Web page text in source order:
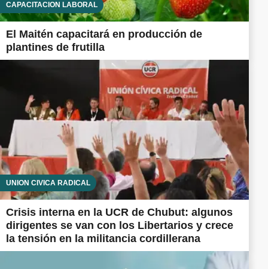
CAPACITACIÓN LABORAL
El Maitén capacitará en producción de
plantines de frutilla
UNIÓN CÍVICA RADICAL
Crisis interna en la UCR de Chubut: algunos
dirigentes se van con los Libertarios y crece
la tensión en la militancia cordillerana